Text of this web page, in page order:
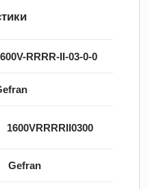
RRRR-II-03-0-0
1600VRRRRII0300
Gefran